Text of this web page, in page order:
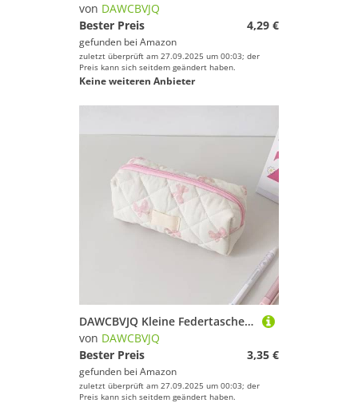
von DAWCBVJQ
Bester Preis
4,29 €
gefunden bei Amazon
zuletzt überprüft am 27.09.2025 um 00:03; der
Preis kann sich seitdem geändert haben.
Keine weiteren Anbieter
DAWCBVJQ Kleine Federtasche Mädchen, Federmäppchen Mit Schleife, 20x8x8cm Schleife Federmäppchen, Ästhetische Federmäppche, Niedliche Bleistiftbeutel, Schulbedarf, Tragbar Makeup Beutel
von DAWCBVJQ
Bester Preis
3,35 €
gefunden bei Amazon
zuletzt überprüft am 27.09.2025 um 00:03; der
Preis kann sich seitdem geändert haben.